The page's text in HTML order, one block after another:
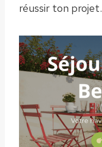
réussir ton projet.